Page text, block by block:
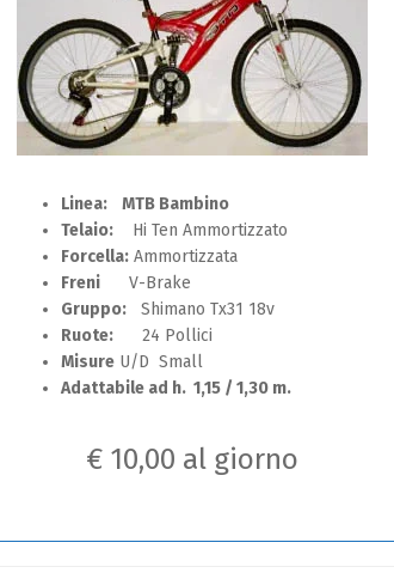
Linea: MTB Bambino
Telaio:Hi Ten Ammortizzato
Forcella:Ammortizzata
FreniV-Brake
Gruppo:Shimano Tx31 18v
Ruote:24 Pollici
MisureU/D Small
Adattabile ad h. 1,15 / 1,30 m.
€ 10,00 al giorno